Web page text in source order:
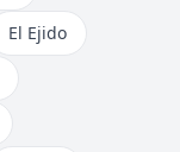
El Ejido